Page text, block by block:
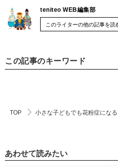
teniteo WEB編集部
このライターの他の記事を読
この記事のキーワード
TOP 小さな子どもでも花粉症にな
あわせて読みたい